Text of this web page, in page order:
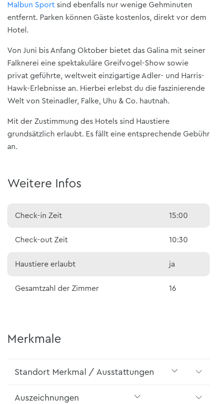
Malbun Sport sind ebenfalls nur wenige Gehminuten
entfernt. Parken können Gäste kostenlos, direkt vor dem
Hotel.
Von Juni bis Anfang Oktober bietet das Galina mit seiner
Falknerei eine spektakuläre Greifvogel-Show sowie
privat geführte, weltweit einzigartige Adler- und Harris-
Hawk-Erlebnisse an. Hierbei erlebst du die faszinierende
Welt von Steinadler, Falke, Uhu & Co. hautnah.
Mit der Zustimmung des Hotels sind Haustiere
grundsätzlich erlaubt. Es fällt eine entsprechende Gebühr
an.
Weitere Infos
Check-in Zeit 15:00
Check-out Zeit 10:30
Haustiere erlaubt ja
Gesamtzahl der Zimmer 16
Merkmale
Standort Merkmal / Ausstattungen
Auszeichnungen